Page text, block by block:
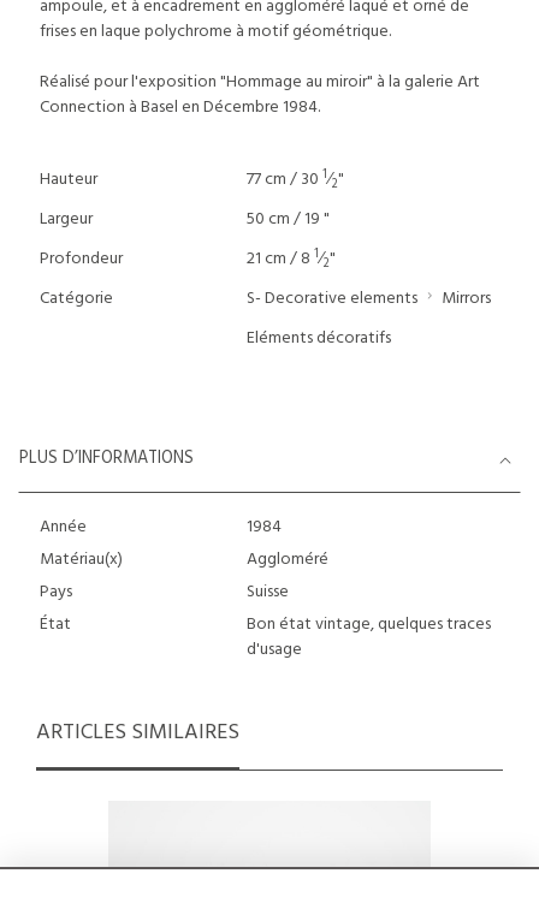
ampoule, et à encadrement en aggloméré laqué et orné de
frises en laque polychrome à motif géométrique.
Réalisé pour l'exposition "Hommage au miroir" à la galerie Art
Connection à Basel en Décembre 1984.
Hauteur 77 cm / 30 1⁄2"
Largeur
50 cm / 19 "
Profondeur
21 cm / 8 1⁄2"
Catégorie
S- Decorative elements
Mirrors
Eléments décoratifs
PLUS D’INFORMATIONS
Année
1984
Matériau(x)
Aggloméré
Pays
Suisse
État
Bon état vintage, quelques traces
d'usage
ARTICLES SIMILAIRES